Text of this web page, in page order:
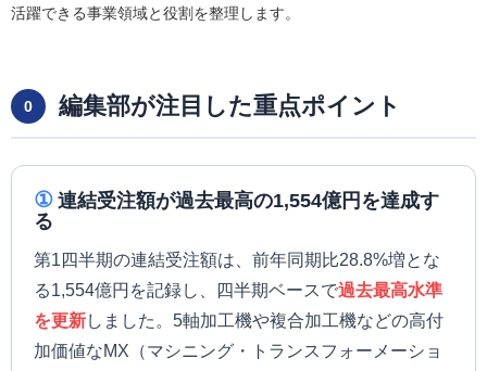
活躍できる事業領域と役割を整理します。
0 編集部が注目した重点ポイント
① 連結受注額が過去最高の1,554億円を達成す
る
第1四半期の連結受注額は、前年同期比28.8%増とな
る1,554億円を記録し、四半期ベースで過去最高水準
を更新しました。5軸加工機や複合加工機などの高付
加価値なMX（マシニング・トランスフォーメーショ